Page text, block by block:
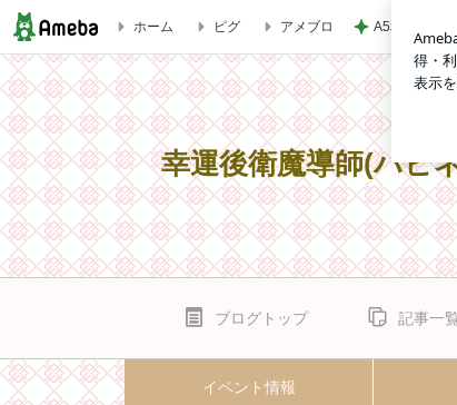
今年の運勢(長文)☆ | 幸運後衛魔導師(ハピネスキャス
ホーム ピグ アメブロ A5和牛を使
幸運後衛魔導師(ハ
ブログトップ 記事一
イベント情報